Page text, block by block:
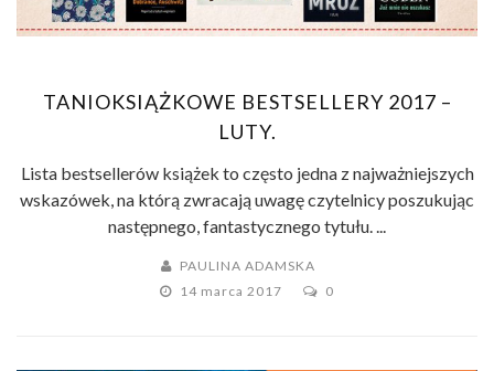
TANIOKSIĄŻKOWE BESTSELLERY 2017 –
LUTY.
Lista bestsellerów książek to często jedna z najważniejszych
wskazówek, na którą zwracają uwagę czytelnicy poszukując
następnego, fantastycznego tytułu. ...
PAULINA ADAMSKA
14 marca 2017
0